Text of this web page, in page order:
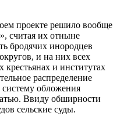
проекте решило вообще
считая их отныне
бродячих инородцев
и на них всех
крестьянах и институтах
распределение
систему обложения
Ввиду обширности
сельские суды.